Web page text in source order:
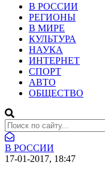
В РОССИИ
РЕГИОНЫ
В МИРЕ
КУЛЬТУРА
НАУКА
ИНТЕРНЕТ
СПОРТ
АВТО
ОБЩЕСТВО
В РОССИИ
17-01-2017, 18:47